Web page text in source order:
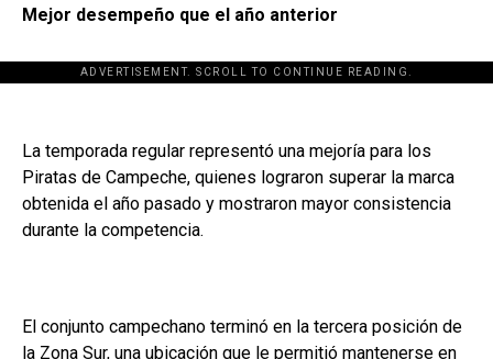
Mejor desempeño que el año anterior
ADVERTISEMENT. SCROLL TO CONTINUE READING.
La temporada regular representó una mejoría para los
Piratas de Campeche, quienes lograron superar la marca
obtenida el año pasado y mostraron mayor consistencia
durante la competencia.
El conjunto campechano terminó en la tercera posición de
la Zona Sur, una ubicación que le permitió mantenerse en